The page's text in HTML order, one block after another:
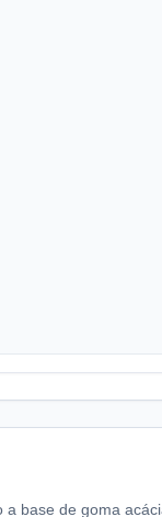
a base de goma